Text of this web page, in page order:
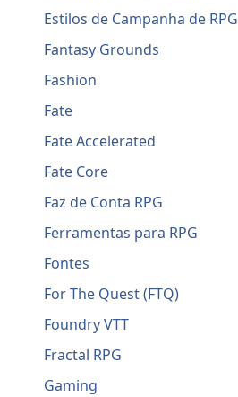
Estilos de Campanha de RPG
Fantasy Grounds
Fashion
Fate
Fate Accelerated
Fate Core
Faz de Conta RPG
Ferramentas para RPG
Fontes
For The Quest (FTQ)
Foundry VTT
Fractal RPG
Gaming